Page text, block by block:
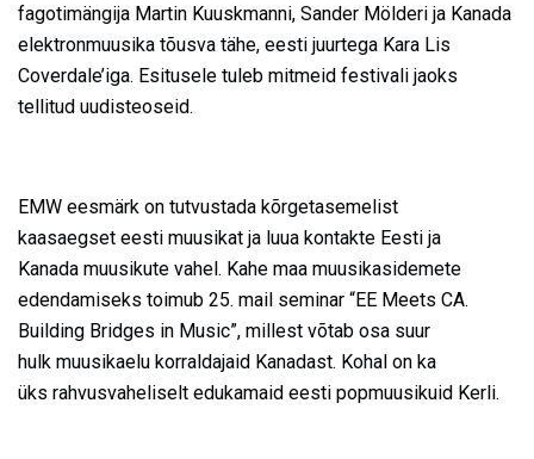
fagotimängija Martin Kuuskmanni, Sander Mölderi ja Kanada
elektronmuusika tõusva tähe, eesti juurtega Kara Lis
Coverdale’iga. Esitusele tuleb mitmeid festivali jaoks
tellitud uudisteoseid.
EMW eesmärk on tutvustada kõrgetasemelist
kaasaegset eesti muusikat ja luua kontakte Eesti ja
Kanada muusikute vahel. Kahe maa muusikasidemete
edendamiseks toimub 25. mail seminar “EE Meets CA.
Building Bridges in Music”, millest võtab osa suur
hulk muusikaelu korraldajaid Kanadast. Kohal on ka
üks rahvusvaheliselt edukamaid eesti popmuusikuid Kerli.